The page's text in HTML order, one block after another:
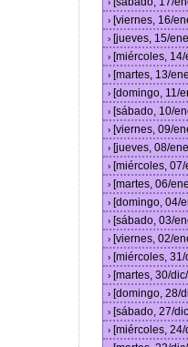
›
› [viernes, 16/
› [jueves, 15/
› [miércoles,
› [martes, 13/
› [domingo, 11/
› [sábado, 10/
› [viernes, 09/
› [jueves, 08/
› [miércoles,
› [martes, 06/
› [domingo, 04/
› [sábado, 03/
› [viernes, 02/
› [miércoles,
› [martes, 30/
› [domingo, 28/
› [sábado, 27/
› [miércoles,